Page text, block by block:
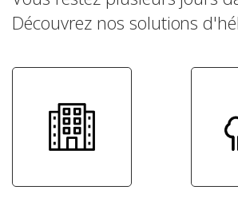
Découvrez nos solutions